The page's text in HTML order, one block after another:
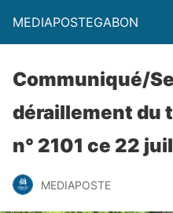
MEDIAPOSTEGABON
Communiqué/
déraillement du
n° 2101 ce 22
MEDIAPOSTE